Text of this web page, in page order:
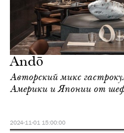
Andō
Авторский микс
Америки и Японии от
2024-11-01 15:00:00